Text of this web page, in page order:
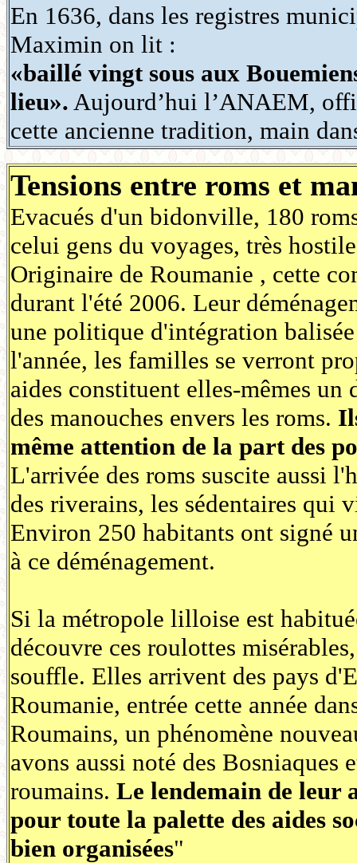
En 1636, dans les registres
Maximin on lit :
«baillé vingt sous aux
lieu». Aujourd’hui l’ANAEM,
cette ancienne tradition, main
Tensions entre roms et
Evacués d'un bidonville, 180
celui gens du voyages, très
Originaire de Roumanie , cette
durant l'été 2006. Leur
une politique d'intégration
l'année, les familles se verront
aides constituent elles-mêmes
des manouches envers les roms.
même attention de la part des
L'arrivée des roms suscite aussi
des riverains, les sédentaires qui
Environ 250 habitants ont signé
à ce déménagement.
Si la métropole lilloise est
découvre ces roulottes
souffle. Elles arrivent des pays
Roumanie, entrée cette année
Roumains, un phénomène
avons aussi noté des Bosniaques
roumains. Le lendemain de leur
pour toute la palette des aides
bien organisées"